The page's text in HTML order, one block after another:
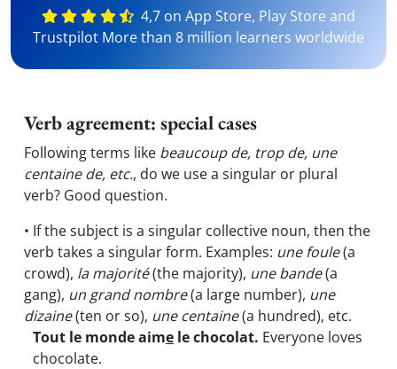
4,7 on App Store, Play Store and
Trustpilot More than 8 million learners worldwide
Verb agreement: special cases
Following terms like beaucoup de, trop de, une
centaine de, etc., do we use a singular or plural
verb? Good question.
• If the subject is a singular collective noun, then the
verb takes a singular form. Examples: une foule(a
crowd), la majorité(the majority), une bande(a
gang), un grand nombre(a large number), une
dizaine(ten or so), une centaine(a hundred), etc.
Tout le monde aime le chocolat. Everyone loves
chocolate.